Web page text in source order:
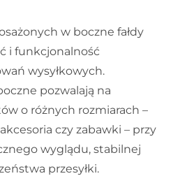
w boczne fałdy
i funkcjonalność
wysyłkowych.
pozwalają na
o różnych rozmiarach –
czy zabawki – przy
wyglądu, stabilnej
przesyłki.